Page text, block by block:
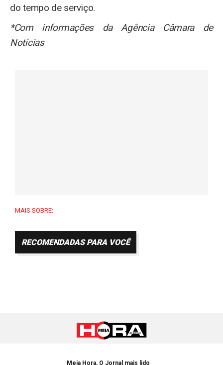
do tempo de serviço.
*Com informações da Agência Câmara de
Notícias
MAIS SOBRE:
RECOMENDADAS PARA VOCÊ
Meia Hora, O Jornal mais lido